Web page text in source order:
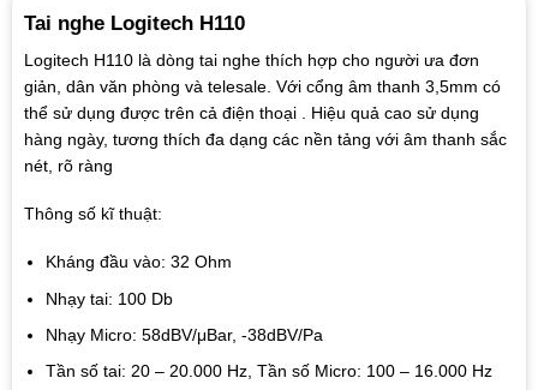
Tai nghe Logitech H110
Logitech H110 là dòng tai nghe thích hợp cho người ưa đơn
giản, dân văn phòng và telesale. Với cổng âm thanh 3,5mm có
thể sử dụng được trên cả điện thoại . Hiệu quả cao sử dụng
hàng ngày, tương thích đa dạng các nền tảng với âm thanh sắc
nét, rõ ràng
Thông số kĩ thuật:
Kháng đầu vào: 32 Ohm
Nhạy tai: 100 Db
Nhạy Micro: 58dBV/μBar, -38dBV/Pa
Tần số tai: 20 – 20.000 Hz, Tần số Micro: 100 – 16.000 Hz